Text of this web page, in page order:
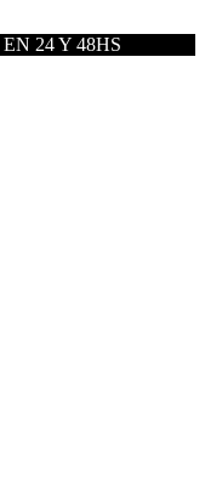
24 Y 48HS